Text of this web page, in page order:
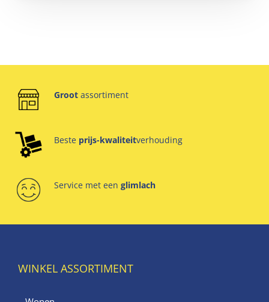
Groot assortiment
Beste prijs-kwaliteitverhouding
Service met een glimlach
WINKEL ASSORTIMENT